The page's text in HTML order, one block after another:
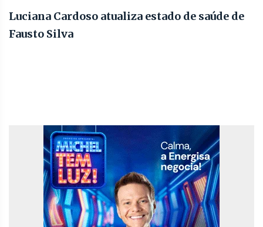
Luciana Cardoso atualiza estado de saúde de
Fausto Silva